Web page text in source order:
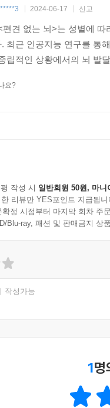
틀을 깨부수고 더 이상
2024-06-17 신고
편견 없는 뇌>는 성별에
최근 인공지능 연구를 통
립적인 상황에서의 뇌 발
요?
작성 시 일반회원 50원, 마니
리뷰만 YES포인트 지급됩니
정 시점부터 마지막 회차 주
Blu-ray, 패션 및 판매금지 상
작성가능
1명